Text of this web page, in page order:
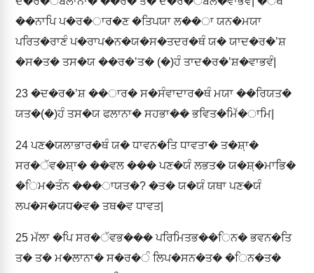
��ਨਾਪਿ ਪ�ਰ�ਾਰ�ਣ �ਤਿਪਯਾ ਲ��ਾ ਯਨ�ਮਯਾ
ਪਰਿਤ�ਰਾਣੰ ਪ�ਰਾਪ�ਨ�ਯ�ਸ�ਤਦਰ�ਥੰ ਯ� ਯਾਦ�ਰ�ʼਸ਼
�ਸ�ਤ� ਤਸ�ਯ ��ਰ�ʼਤ� (�)ਹੰ ਤਾਦ�ਰ�ʼਸ਼�ਵਾਭਵੰ|
23 �ਦ�ਰ�ʼਸ਼ ��ਾਰ� ਸ�ਸੰਵਾਦਾਰ�ਥੰ ਮਯਾ ��ਰਿਯਤ�
ਯਤ�(�)ਹੰ ਤਸ�ਯ ਫਲਾਨਾ� ਸਹਭਾ�� ਭਵਿਤ�ਮਿੱ�ਾਮਿ|
24ਪਣ�ਯਲਾਭਾਰ�ਥੰ ਯ� ਧਾਵਨ�ਤਿ ਧਾਵਤਾ� ਤ�ਸ਼਼ਾ�
ਸਰ�ੱਵ�ਸ਼਼ਾ� ��ਵਲ ��� ਪਣ�ਯੰ ਲਭਤ� ਯ�ਸ਼਼�ਮਾਭਿ�
�ਿਮ�ਤੰਨ ���ਾਯਤ�? �ਤ� ਯ�ਯੰ ਯਥਾ ਪਣ�ਯੰ
ਲਪ�ਸ�ਯਧ�ਵ� ਤਥ�ਵ ਧਾਵਤ|
25 ਮੱਲਾ �ਪਿ ਸਰ�ੱਵਭ��� ਪਰਿਮਿਤਭ��ਿਨ� ਭਵਨ�ਤਿ
ਤ� ਤ� ਮ�ਲਾਨਾ� ਸ�ਰ�ੰ ਲਿਪ�ਸਨ�ਤ� �ਿਨ�ਤ�